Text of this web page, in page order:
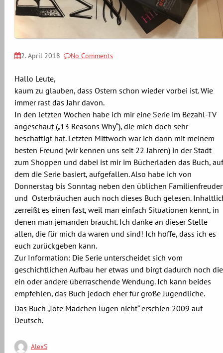
2. April 2018 No Comments
Hallo Leute,
kaum zu glauben, dass Ostern schon wieder vorbei ist. Wie
immer rast das Jahr davon.
In den letzten Wochen habe ich mir eine Serie im Bezahl-TV
angeschaut („13 Reasons Why“), die mich doch sehr
beschäftigt hat. Letzten Mittwoch war ich dann mit meinem
besten Freund (wir kennen uns seit 22 Jahren) in der Stadt
zum Shoppen und dabei ist mir im Bücherladen das Buch, auf
dem die Serie basiert, aufgefallen. Also habe ich von
Donnerstag bis Sonntag neben den üblichen
und Osterbräuchen auch noch dieses Buch gelesen.
zerreißt es einen fast, weil man einfach Situationen kennt, in
denen man jemanden braucht. Ich danke an dieser Stelle
allen, die für mich da waren und sind! Ich hoffe, dass ich es
euch zurückgeben kann.
Zur Information: Die Serie unterscheidet sich vom
geschichtlichen Aufbau her etwas und birgt dadurch noch die
ein oder andere überraschende Wendung. Ich kann beides
empfehlen, das Buch jedoch eher für große Jugendliche.
Das Buch „Tote Mädchen lügen nicht“ erschien 2009 auf
Deutsch.
AlexS